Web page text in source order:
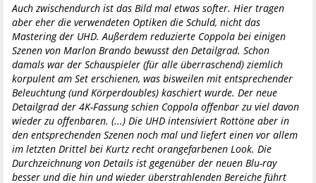
Auch zwischendurch ist das Bild mal etwas softer. Hier tragen
aber eher die verwendeten Optiken die Schuld, nicht das
Mastering der UHD. Außerdem reduzierte Coppola bei einigen
Szenen von Marlon Brando bewusst den Detailgrad. Schon
damals war der Schauspieler (für alle überraschend) ziemlich
korpulent am Set erschienen, was bisweilen mit entsprechender
Beleuchtung (und Körperdoubles) kaschiert wurde. Der neue
Detailgrad der 4K-Fassung schien Coppola offenbar zu viel davon
wieder zu offenbaren. (...) Die UHD intensiviert Rottöne aber in
den entsprechenden Szenen noch mal und liefert einen vor allem
im letzten Drittel bei Kurtz recht orangefarbenen Look. Die
Durchzeichnung von Details ist gegenüber der neuen Blu-ray
besser und die hin und wieder überstrahlenden Bereiche führt